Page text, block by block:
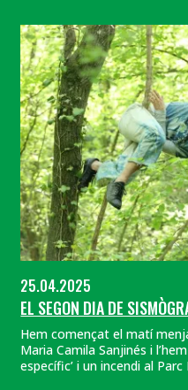
25.04.2025
EL SEGON DIA DE
Hem començat el matí
Maria Camila Sanjinés i
específic’ i un incendi al